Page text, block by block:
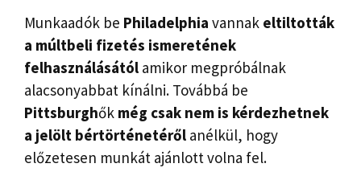
Munkaadók be Philadelphia vannak eltiltották
a múltbeli fizetés ismeretének
felhasználásától amikor megpróbálnak
alacsonyabbat kínálni. Továbbá be
Pittsburghők még csak nem is kérdezhetnek
a jelölt bértörténetéről anélkül, hogy
előzetesen munkát ajánlott volna fel.